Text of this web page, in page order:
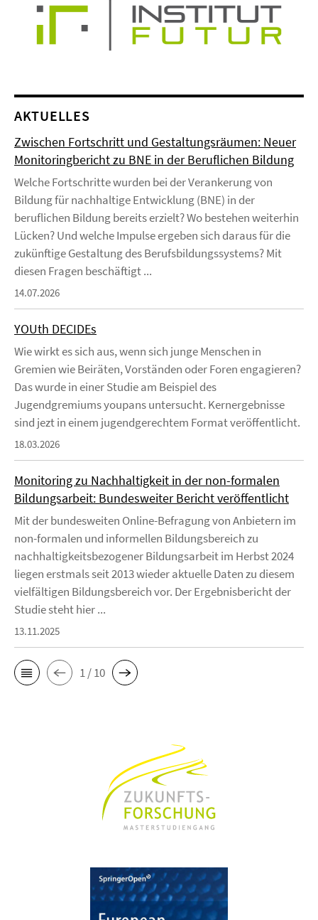
AKTUELLES
Zwischen Fortschritt und Gestaltungsräumen: Neuer
Monitoringbericht zu BNE in der Beruflichen Bildung
Welche Fortschritte wurden bei der Verankerung von
Bildung für nachhaltige Entwicklung (BNE) in der
beruflichen Bildung bereits erzielt? Wo bestehen weiterhin
Lücken? Und welche Impulse ergeben sich daraus für die
zukünftige Gestaltung des Berufsbildungssystems? Mit
diesen Fragen beschäftigt ...
14.07.2026
YOUth DECIDEs
Wie wirkt es sich aus, wenn sich junge Menschen in
Gremien wie Beiräten, Vorständen oder Foren engagieren?
Das wurde in einer Studie am Beispiel des
Jugendgremiums youpans untersucht. Kernergebnisse
sind jezt in einem jugendgerechtem Format veröffentlicht.
18.03.2026
Monitoring zu Nachhaltigkeit in der non-formalen
Bildungsarbeit: Bundesweiter Bericht veröffentlicht
Mit der bundesweiten Online-Befragung von Anbietern im
non-formalen und informellen Bildungsbereich zu
nachhaltigkeitsbezogener Bildungsarbeit im Herbst 2024
liegen erstmals seit 2013 wieder aktuelle Daten zu diesem
vielfältigen Bildungsbereich vor. Der Ergebnisbericht der
Studie steht hier ...
13.11.2025
1 / 10